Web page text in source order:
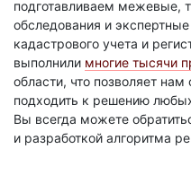
подготавливаем межевые,
обследования и
кадастрового учета и
выполнили многие тысячи
области, что позволяет
подходить к решению
Вы всегда можете
и разработкой алгоритма